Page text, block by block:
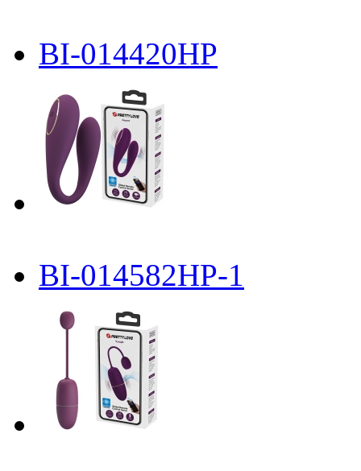
BI-014420HP
BI-014582HP-1